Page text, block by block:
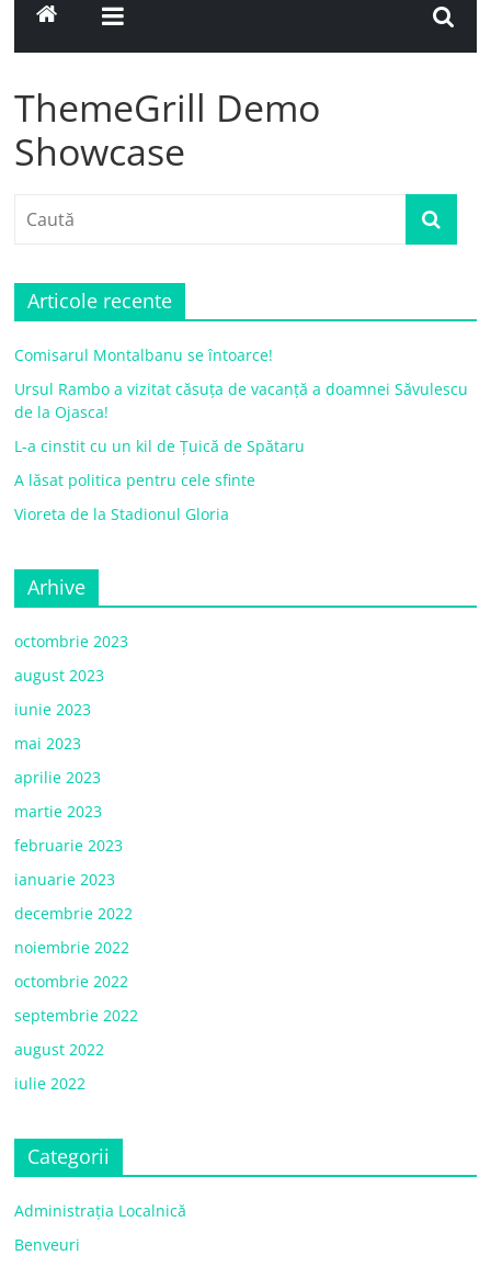
ThemeGrill Demo
Showcase
Articole recente
Comisarul Montalbanu se întoarce!
Ursul Rambo a vizitat căsuța de vacanță a doamnei Săvulescu
de la Ojasca!
L-a cinstit cu un kil de Țuică de Spătaru
A lăsat politica pentru cele sfinte
Vioreta de la Stadionul Gloria
Arhive
octombrie 2023
august 2023
iunie 2023
mai 2023
aprilie 2023
martie 2023
februarie 2023
ianuarie 2023
decembrie 2022
noiembrie 2022
octombrie 2022
septembrie 2022
august 2022
iulie 2022
Categorii
Administrația Localnică
Benveuri